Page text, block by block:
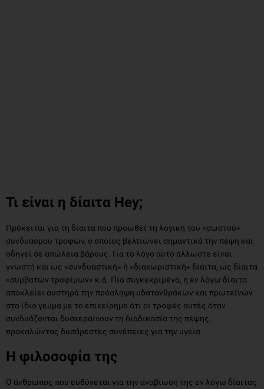
Τι είναι η δίαιτα Hey;
Πρόκειται για τη δίαιτα που προωθεί τη λογική του «σωστού»
συνδυασμού τροφών, ο οποίος βελτιώνει σημαντικά την πέψη και
οδηγεί σε απώλεια βάρους. Για το λόγο αυτό άλλωστε είναι
γνωστή και ως «συνδυαστική» ή «διαχωριστική» δίαιτα, ως δίαιτα
«συμβατών τροφίμων» κ.ά. Πιο συγκεκριμένα, η εν λόγω δίαιτα
αποκλείει αυστηρά την πρόσληψη υδατανθράκων και πρωτεϊνών
στο ίδιο γεύμα με το επιχείρημα ότι οι τροφές αυτές όταν
συνδυάζονται δυσχεραίνουν τη διαδικασία της πέψης,
προκαλώντας δυσάρεστες συνέπειες για την υγεία.
Η φιλοσοφία της
Ο άνθρωπος που ευθύνεται για την αναβίωση της εν λόγω δίαιτας